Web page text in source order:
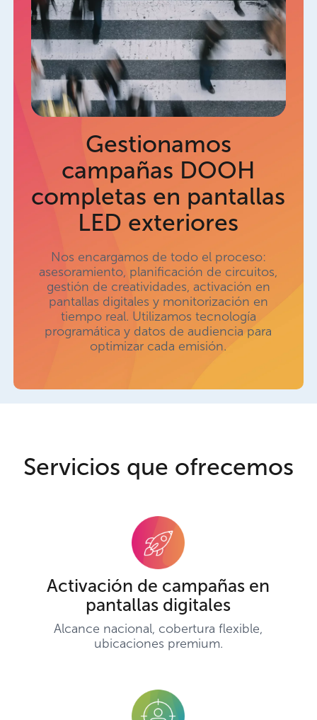
Gestionamos
campañas DOOH
completas en pantallas
LED exteriores
Nos encargamos de todo el proceso:
asesoramiento, planificación de circuitos,
gestión de creatividades, activación en
pantallas digitales y monitorización en
tiempo real. Utilizamos tecnología
programática y datos de audiencia para
optimizar cada emisión.
Servicios que ofrecemos
Activación de campañas en
pantallas digitales
Alcance nacional, cobertura flexible,
ubicaciones premium.